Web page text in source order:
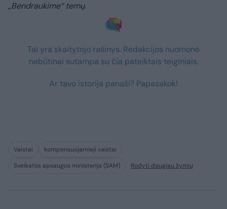
„Bendraukime“ temų.
Tai yra skaitytojo rašinys. Redakcijos nuomonė
nebūtinai sutampa su čia pateiktais teiginiais.
Ar tavo istorija panaši? Papasakok!
Vaistai
kompensuojamieji vaistai
Sveikatos apsaugos ministerija (SAM)
Rodyti daugiau žymių